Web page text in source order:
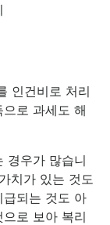
인건비로 처리
로 과세도 해
경우가 많습니
치가 있는 것도
되는 것도 아
로 보아 복리